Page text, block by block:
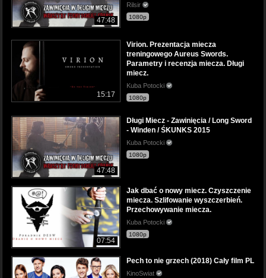
47:48
Rilsir
1080p
15:17
Virion. Prezentacja miecza
treningowego Aureus Swords.
Parametry i recenzja miecza. Długi
miecz.
Kuba Potocki
1080p
47:48
Długi Miecz - Zawinięcia / Long Sword
- Winden / ŚKUNKS 2015
Kuba Potocki
1080p
07:54
Jak dbać o nowy miecz. Czyszczenie
miecza. Szlifowanie wyszczerbień.
Przechowywanie miecza.
Kuba Potocki
1080p
Pech to nie grzech (2018) Cały film PL
KinoSwiat